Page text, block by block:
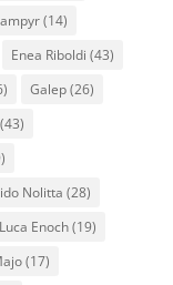
(14)
Enea Riboldi (43)
Galep(26)
(43)
Nolitta (28)
Luca Enoch(19)
(17)